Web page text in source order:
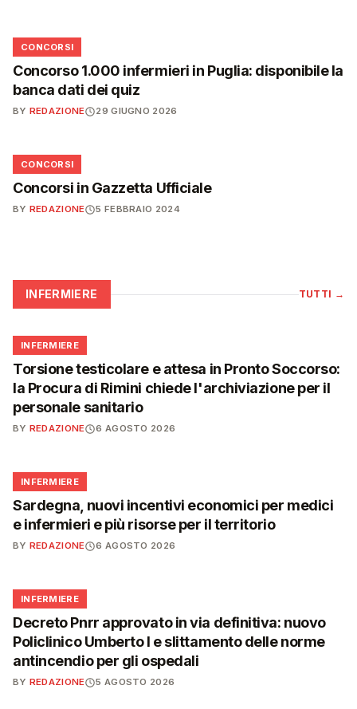
📋
CONCORSI
Concorso 1.000 infermieri in Puglia: disponibile la
banca dati dei quiz
BY REDAZIONE 29 GIUGNO 2026
📋
CONCORSI
Concorsi in Gazzetta Ufficiale
BY REDAZIONE 5 FEBBRAIO 2024
INFERMIERE TUTTI →
🩺
INFERMIERE
Torsione testicolare e attesa in Pronto Soccorso:
la Procura di Rimini chiede l'archiviazione per il
personale sanitario
BY REDAZIONE 6 AGOSTO 2026
🩺
INFERMIERE
Sardegna, nuovi incentivi economici per medici
e infermieri e più risorse per il territorio
BY REDAZIONE 6 AGOSTO 2026
🩺
INFERMIERE
Decreto Pnrr approvato in via definitiva: nuovo
Policlinico Umberto I e slittamento delle norme
antincendio per gli ospedali
BY REDAZIONE 5 AGOSTO 2026